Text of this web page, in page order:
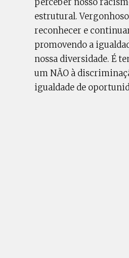
perceber nosso
estrutural.
reconhecer e
promovendo a
nossa diversidade. É
um NÃO à
igualdade de